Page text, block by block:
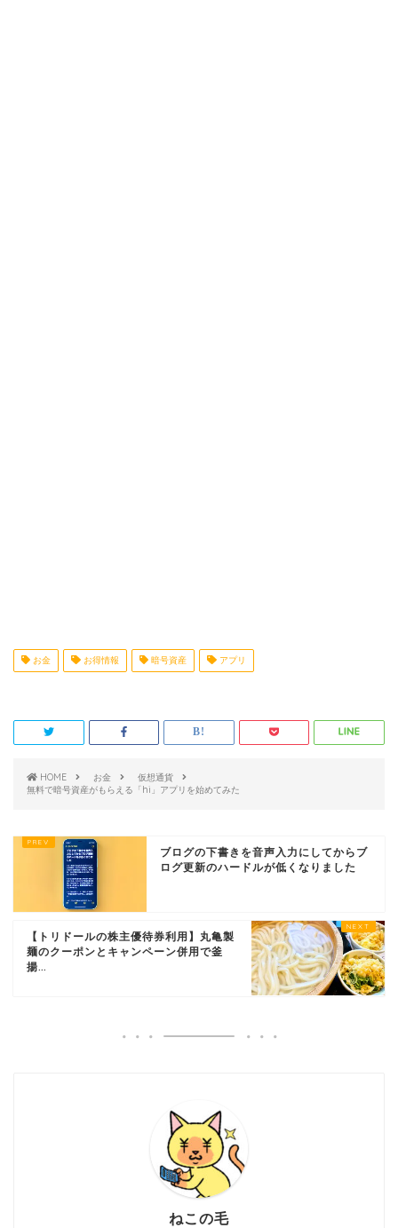
お金 お得情報 暗号資産 アプリ
HOME お金
仮想通貨
無料で暗号資産がもらえる「hi」アプリを始めてみた
ブログの下書きを音声入力にしてからブ
ログ更新のハードルが低くなりました
【トリドールの株主優待券利用】丸亀製
麺のクーポンとキャンペーン併用で釜
揚...
ねこの毛